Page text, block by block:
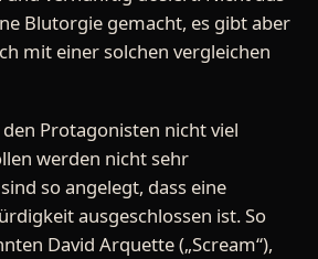
Blutorgie gemacht, es gibt aber
mit einer solchen vergleichen
Protagonisten nicht viel
werden nicht sehr
so angelegt, dass eine
ausgeschlossen ist. So
David Arquette („Scream“),